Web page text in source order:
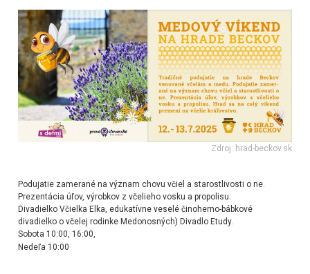
Zdroj: hrad-beckov.sk
Podujatie zamerané na význam chovu včiel a starostlivosti o ne.
Prezentácia úľov, výrobkov z včelieho vosku a propolisu.
Divadielko Včielka Elka, edukatívne veselé činoherno-bábkové
divadielko o včelej rodinke Medonosných) Divadlo Etudy.
Sobota 10:00, 16:00,
Nedeľa 10:00